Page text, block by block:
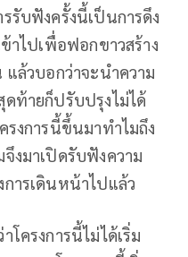
รับฟังครั้งนี้เป็นการดึง
าไปเพื่อฟอกขาวสร้าง
ล้วบอกว่าจะนำความ
ท้ายก็ปรับปรุงไม่ได้
รงการนี้ขึ้นมาทำไมถึง
งมาเปิดรับฟังความ
ารเดินหน้าไปแล้ว
ครงการนี้ไม่ได้เริ่ม